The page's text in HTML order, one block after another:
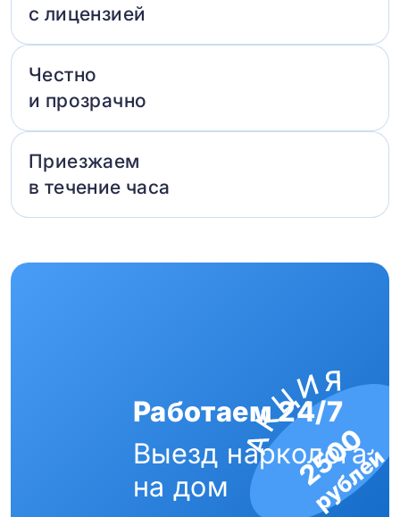
с лицензией
Честно
и прозрачно
Приезжаем
в течение часа
2500
рублей
Работаем 24/7
Выезд нарколога
на дом